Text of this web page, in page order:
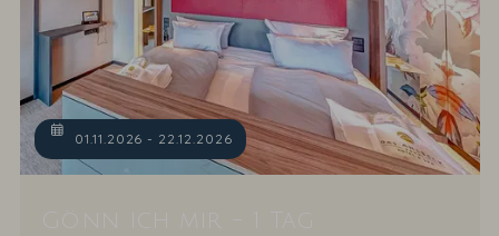
01.11.2026 - 22.12.2026